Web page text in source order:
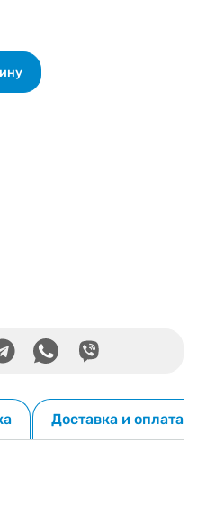
Доставка и оплата